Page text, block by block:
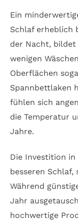
Ein
Schlaf erheblich
der Nacht,
wenigen
Oberflächen
Spannbettlaken
fühlen sich
die Temperatur
Jahre.
Die Investition
besseren
Während
Jahr
hochwertige